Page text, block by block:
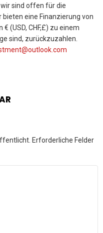
sind offen für die
eine Finanzierung von
€ (USD, CHF,£) zu einem
sind, zurückzuzahlen.
Erforderliche Felder